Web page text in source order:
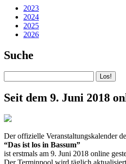
2023
2024
2025
2026
Suche
Seit dem 9. Juni 2018
Der offizielle Veranstaltungskalender
“Das ist los in Bassum”
ist erstmals am 9. Juni 2018 online